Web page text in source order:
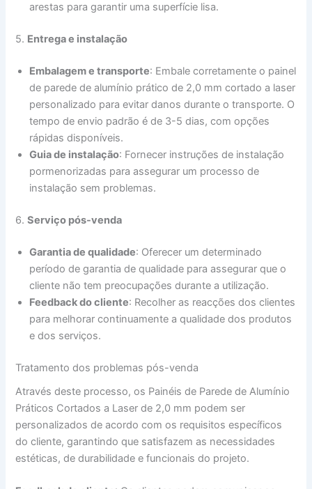
arestas para garantir uma superfície lisa.
5. Entrega e instalação
Embalagem e transporte: Embale corretamente o painel
de parede de alumínio prático de 2,0 mm cortado a laser
personalizado para evitar danos durante o transporte. O
tempo de envio padrão é de 3-5 dias, com opções
rápidas disponíveis.
Guia de instalação: Fornecer instruções de instalação
pormenorizadas para assegurar um processo de
instalação sem problemas.
6.Serviço pós-venda
Garantia de qualidade: Oferecer um determinado
período de garantia de qualidade para assegurar que o
cliente não tem preocupações durante a utilização.
Feedback do cliente: Recolher as reacções dos clientes
para melhorar continuamente a qualidade dos produtos
e dos serviços.
Tratamento dos problemas pós-venda
Através deste processo, os Painéis de Parede de Alumínio
Práticos Cortados a Laser de 2,0 mm podem ser
personalizados de acordo com os requisitos específicos
do cliente, garantindo que satisfazem as necessidades
estéticas, de durabilidade e funcionais do projeto.